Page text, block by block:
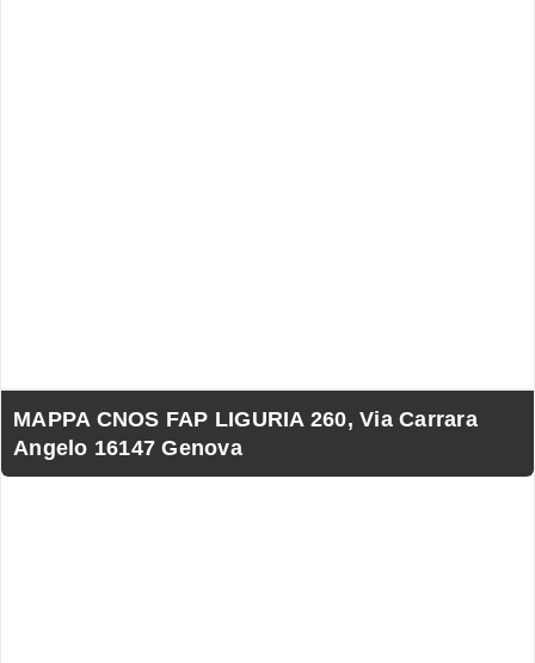
MAPPA CNOS FAP LIGURIA 260, Via Carrara
Angelo 16147 Genova